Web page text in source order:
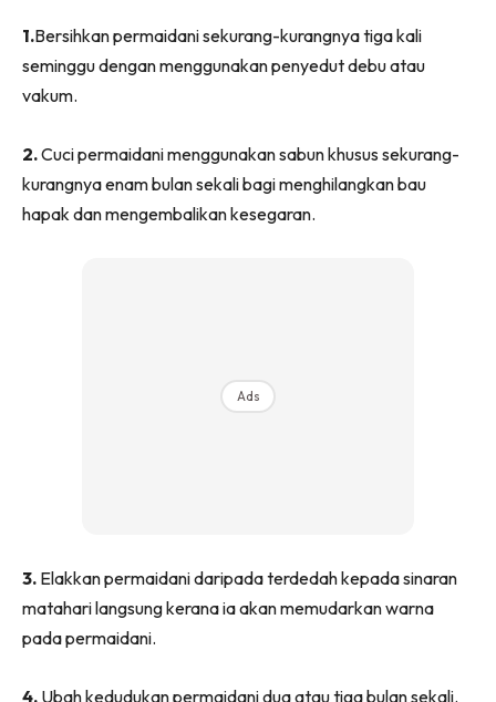
High Rise
Landed
Video
Buat Sendiri
Ilham Impiana
Ilham Impiana 360
1.Bersihkan permaidani sekurang-kurangnya tiga kali
seminggu dengan menggunakan penyedut debu atau
vakum.
2.Cuci permaidani menggunakan sabun khusus sekurang-
kurangnya enam bulan sekali bagi menghilangkan bau
hapak dan mengembalikan kesegaran.
Ads
3. Elakkan permaidani daripada terdedah kepada sinaran
matahari langsung kerana ia akan memudarkan warna
pada permaidani.
4. Ubah kedudukan permaidani dua atau tiga bulan sekali.